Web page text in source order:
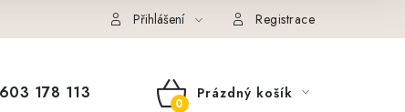
Přihlášení Registrace
603 178 113 Prázdný košík